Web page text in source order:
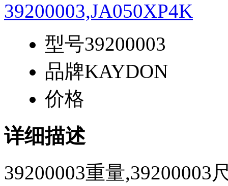
型号39200003
品牌KAYDON
价格
详细描述
39200003重量,39200003